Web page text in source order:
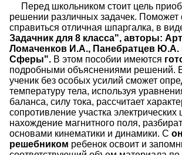
Перед школьником стоит цель
решении различных задачек. Поможет
справиться отличная шпаргалка, в
Задачник для 8 класса", авторы:
Ломаченков И.А., Панебратцев Ю.А.
Сферы". В этом пособии имеются
подробными объяснениями решений.
ученик без особых усилий сможет
температуру тела, используя
баланса, силу тока, рассчитает
сопротивление участка электрических
нахождение магнитного поля,
основами кинематики и динамики. С
решебником ребенок освоит и